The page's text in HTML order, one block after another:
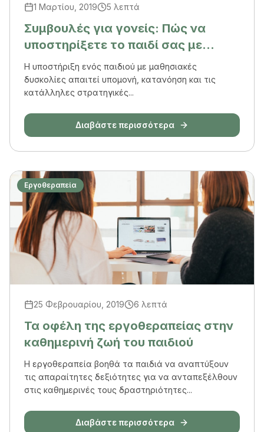
1 Μαρτίου, 2019 5 λεπτά
Συμβουλές για γονείς: Πώς να
υποστηρίξετε το παιδί σας με
μαθησιακές δυσκολίες
Η υποστήριξη ενός παιδιού με μαθησιακές
δυσκολίες απαιτεί υπομονή, κατανόηση και τις
κατάλληλες στρατηγικές...
Διαβάστε περισσότερα
Εργοθεραπεία
25 Φεβρουαρίου, 2019 6 λεπτά
Τα οφέλη της εργοθεραπείας στην
καθημερινή ζωή του παιδιού
Η εργοθεραπεία βοηθά τα παιδιά να αναπτύξουν
τις απαραίτητες δεξιότητες για να ανταπεξέλθουν
στις καθημερινές τους δραστηριότητες...
Διαβάστε περισσότερα